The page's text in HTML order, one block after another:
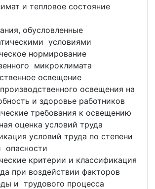
и тепловое состояние
обусловленные
условиями
нормирование
микроклимата
освещение
освещения на
и здоровье работников
требования к освещению
оценка условий труда
условий труда по степени
опасности
критерии и классификация
при воздействии факторов
и трудового процесса